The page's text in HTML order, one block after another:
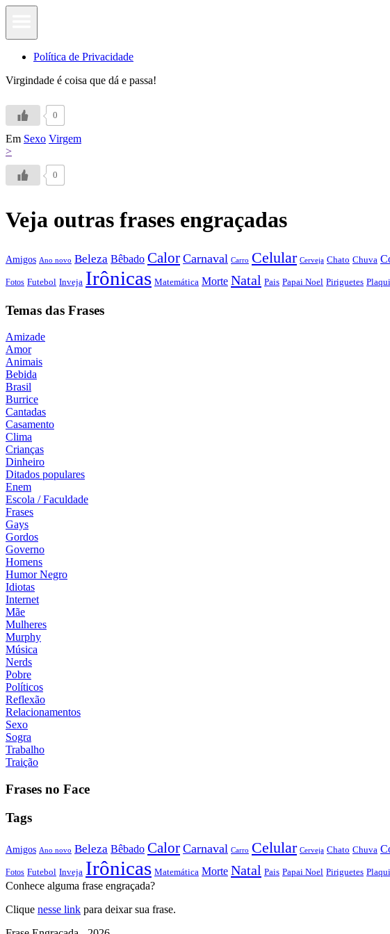
Política de Privacidade
Virgindade é coisa que dá e passa!
0
Em Sexo Virgem
>
0
Veja outras frases engraçadas
Amigos Ano novo Beleza Bêbado Calor Carnaval Carro Celular Cerveja Chato Chuva
Fotos Futebol Inveja Irônicas Matemática Morte Natal Pais Papai Noel Piriguetes
Temas das Frases
Amizade
Amor
Animais
Bebida
Brasil
Burrice
Cantadas
Casamento
Clima
Crianças
Dinheiro
Ditados populares
Enem
Escola / Faculdade
Frases
Gays
Gordos
Governo
Homens
Humor Negro
Idiotas
Internet
Mãe
Mulheres
Murphy
Música
Nerds
Pobre
Políticos
Reflexão
Relacionamentos
Sexo
Sogra
Trabalho
Traição
Frases no Face
Tags
Amigos Ano novo Beleza Bêbado Calor Carnaval Carro Celular Cerveja Chato Chuva
Fotos Futebol Inveja Irônicas Matemática Morte Natal Pais Papai Noel Piriguetes
Conhece alguma frase engraçada?
Clique nesse link para deixar sua frase.